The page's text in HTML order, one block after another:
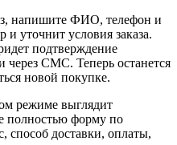
напишите ФИО, телефон и
уточнит условия заказа.
подтверждение
через СМС. Теперь останется
новой покупке.
режиме выглядит
полностью форму по
способ доставки, оплаты,